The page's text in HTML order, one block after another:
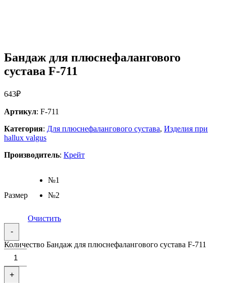
Бандаж для плюснефалангового
сустава F-711
643₽
Артикул: F-711
Категория: Для плюснефалангового сустава, Изделия при
hallux valgus
Производитель: Крейт
Размер
№1
№2
Очистить
-
Количество Бандаж для плюснефалангового сустава F-711
+